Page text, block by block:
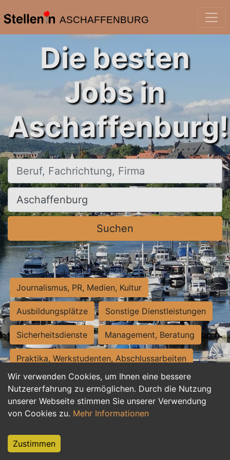
ASCHAFFENBURG
Wir verwenden Cookies, um Ihnen eine bessere
Nutzererfahrung zu ermöglichen. Durch die Nutzung
unserer Webseite stimmen Sie unserer Verwendung
von Cookies zu. Mehr Informationen
Zustimmen
Die besten
Jobs in
Aschaffenburg!
Beruf, Fachrichtung, Firma
Ort, Stadt
Suchen
Journalismus, PR, Medien, Kultur
Ausbildungsplätze Sonstige Dienstleistungen
Sicherheitsdienste Management, Beratung
Praktika, Werkstudenten, Abschlussarbeiten
Personalwesen Assistenz, Sekretariat
Hilfskräfte, Aushilfs- und Nebenjobs
Weiterbildung, Studium, duale Ausbildung